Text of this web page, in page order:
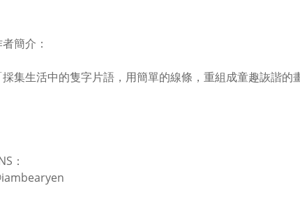
簡介：
採集生活中的隻字片語，用簡單的線條，重組成童趣詼諧
：